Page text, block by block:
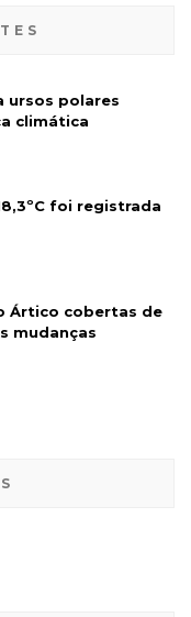
ursos polares
climática
foi registrada
Ártico cobertas de
mudanças